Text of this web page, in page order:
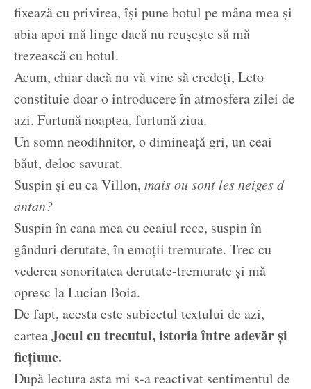
fixează cu privirea, își pune botul pe mâna mea și
abia apoi mă linge dacă nu reușește să mă
trezească cu botul.
Acum, chiar dacă nu vă vine să credeți, Leto
constituie doar o introducere în atmosfera zilei de
azi. Furtună noaptea, furtună ziua.
Un somn neodihnitor, o dimineață gri, un ceai
băut, deloc savurat.
Suspin și eu ca Villon, mais ou sont les neiges d
antan?
Suspin în cana mea cu ceaiul rece, suspin în
gânduri derutate, în emoții tremurate. Trec cu
vederea sonoritatea derutate-tremurate și mă
opresc la Lucian Boia.
De fapt, acesta este subiectul textului de azi,
carteaJocul cu trecutul, istoria între adevăr și
ficțiune.
După lectura asta mi s-a reactivat sentimentul de